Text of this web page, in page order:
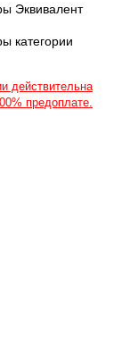
Эквивалент
категории
действительна
предоплате.